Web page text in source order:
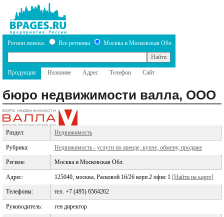
Регион поиска: Все регионы Москва и Московская Обл.
Продукция Название Адрес Телефон Сайт
бюро недвижимости валла, ООО
Раздел: Недвижимость
Рубрика: Недвижимость - услуги по аренде, купле, обмену, продаже
Регион: Москва и Московская Обл.
Адрес: 125040, москва, Расковой 16/26 корп.2 офис 1 [Найти на карте]
Телефоны: тел. +7 (495) 6564262
Руководитель: ген директор